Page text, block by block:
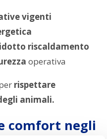
vigenti
riscaldamento
operativa
rispettare
animali.
comfort negli